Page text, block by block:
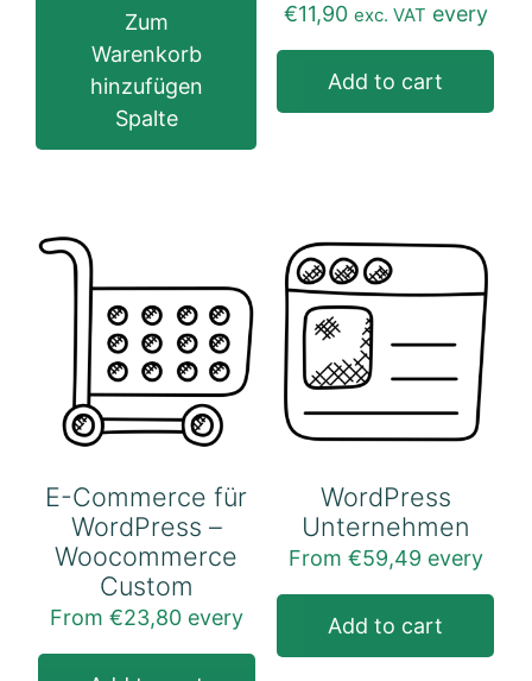
Zum
Warenkorb
hinzufügen
Spalte
€11,90 exc. VAT every
Add to cart
E-Commerce für
WordPress –
Woocommerce
Custom
From €23,80every
Dieses
WordPress
Unternehmen
From €59,49 every
Add to cart